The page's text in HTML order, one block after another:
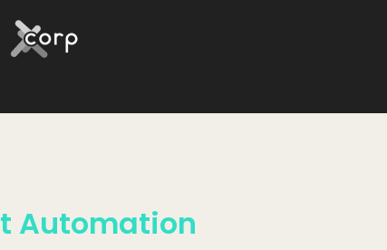
Automation